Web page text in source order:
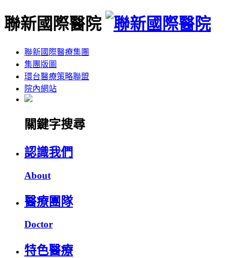
聯新國際醫院
聯新國際醫療集團
集團版圖
環台醫療策略聯盟
院內網站
關鍵字搜尋
認識我們
About
醫療團隊
Doctor
特色醫療